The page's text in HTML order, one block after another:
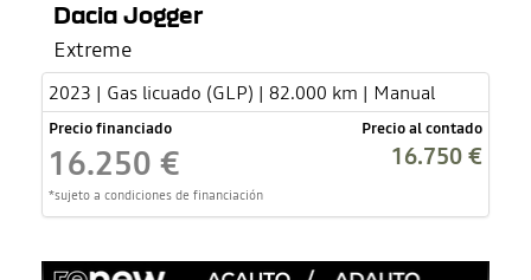
Dacia Jogger
Extreme
2023 | Gas licuado (GLP) | 82.000 km | Manual
Precio financiado
16.250 €
*sujeto a condiciones de financiación
Precio al contado
16.750 €